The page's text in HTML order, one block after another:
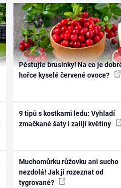
Pěstujte brusinky! Na co je
hořce kyselé červené ovoce?
9 tipů s kostkami ledu: Vyhladí
zmačkané šaty i zalijí květiny
Muchomůrku růžovku ani sucho
nezdolá! Jak ji rozeznat od
tygrované?